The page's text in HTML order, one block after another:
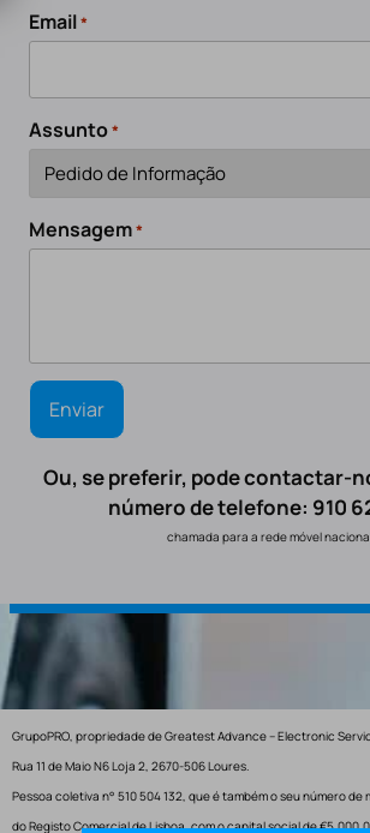
Email*
Assunto*
Mensagem*
Ou, se preferir, pode contactar-
número de telefone: 910
chamada para a rede móvel
GrupoPRO, propriedade de Greatest Advance – Electronic
Rua 11 de Maio N6 Loja 2, 2670-506 Loures.
Pessoa coletiva n° 510 504 132, que é também o seu número
do Registo Comercial de Lisboa, com o capital social de